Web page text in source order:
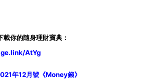
你的隨身理財寶典：
AtYg
年12月號《Money錢》